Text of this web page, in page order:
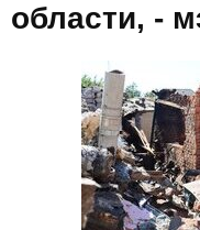
области, -